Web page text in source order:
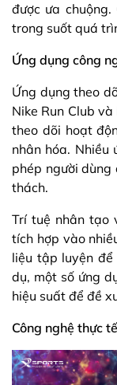
được ưa
trong suốt quá
Ứng dụng công
Ứng dụng theo
Nike Run Club
theo dõi hoạt
nhân hóa. Nhiều
phép người
thách.
Trí tuệ nhân tạo
tích hợp vào
liệu tập luyện
dụ, một số ứng
hiệu suất để đề
Công nghệ thực